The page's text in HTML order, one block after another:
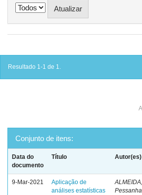
Resultado 1-1 de 1.
Conjunto de itens:
Data do
documento
Título Autor(es)
9-Mar-2021
Aplicação de
análises estatísticas